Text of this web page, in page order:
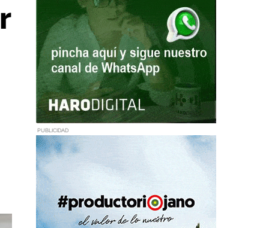
PUBLICIDAD